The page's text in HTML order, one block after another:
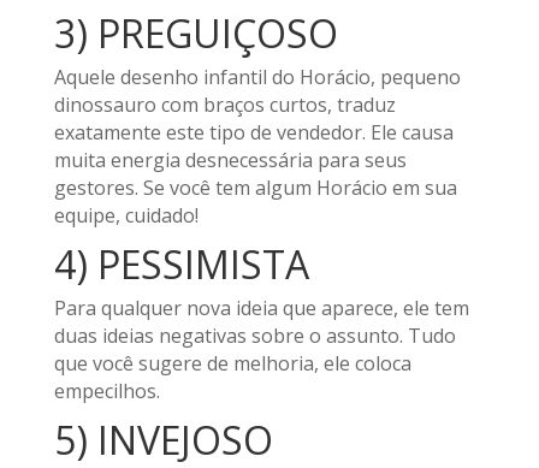
3) PREGUIÇOSO
Aquele desenho infantil do Horácio, pequeno
dinossauro com braços curtos, traduz
exatamente este tipo de vendedor. Ele causa
muita energia desnecessária para seus
gestores. Se você tem algum Horácio em sua
equipe, cuidado!
4) PESSIMISTA
Para qualquer nova ideia que aparece, ele tem
duas ideias negativas sobre o assunto. Tudo
que você sugere de melhoria, ele coloca
empecilhos.
5) INVEJOSO